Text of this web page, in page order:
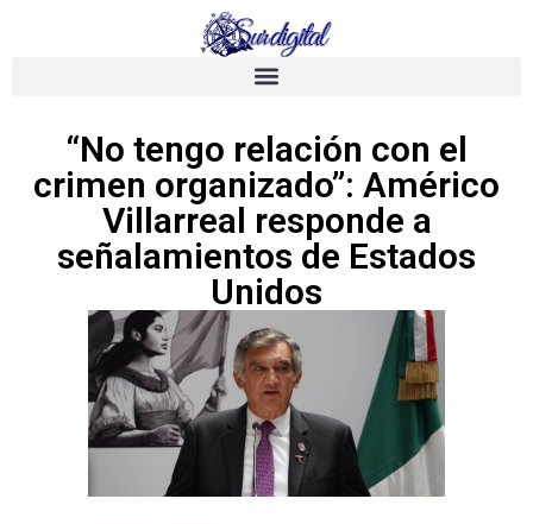
“No tengo relación con el
crimen organizado”: Américo
Villarreal responde a
señalamientos de Estados
Unidos